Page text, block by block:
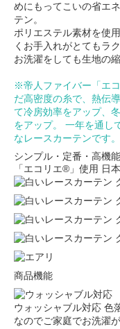
めにもってこいの省エ
テン。
ポリエステル素材を使
くお手入れがとてもラ
お洗濯をしても生地の
※帝人ファイバー「エ
だ高密度の糸で、熱伝
て冷房効率をアップ、
をアップ。 一年を通し
なレースカーテンです。
シンプル・定番・高機能
「エコリエ®」使用 日本
商品機能
ウォッシャブル対応 色
なのでご家庭でお洗濯